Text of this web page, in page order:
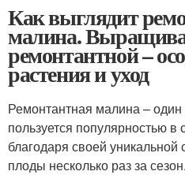
Как выглядит
малина.
ремонтантной –
растения и уход
Ремонтантная малина –
пользуется популярностью
благодаря своей уникальной
плоды несколько раз за сезон.